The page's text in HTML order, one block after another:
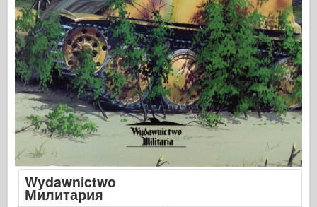
Бронко
Кибер-хобби
Днепромодель
Дракона
Эдуард
E.T. Модель
Тонкие формы
Силы доблести
ФриулМодель
Wydawnictwo
Милитария